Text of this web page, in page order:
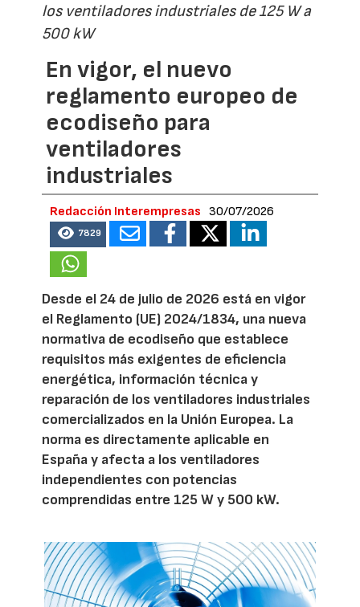
los ventiladores industriales de 125 W a
500 kW
En vigor, el nuevo
reglamento europeo de
ecodiseño para
ventiladores
industriales
Redacción Interempresas 30/07/2026
7829
Desde el 24 de julio de 2026 está en vigor
el Reglamento (UE) 2024/1834, una nueva
normativa de ecodiseño que establece
requisitos más exigentes de eficiencia
energética, información técnica y
reparación de los ventiladores industriales
comercializados en la Unión Europea. La
norma es directamente aplicable en
España y afecta a los ventiladores
independientes con potencias
comprendidas entre 125 W y 500 kW.